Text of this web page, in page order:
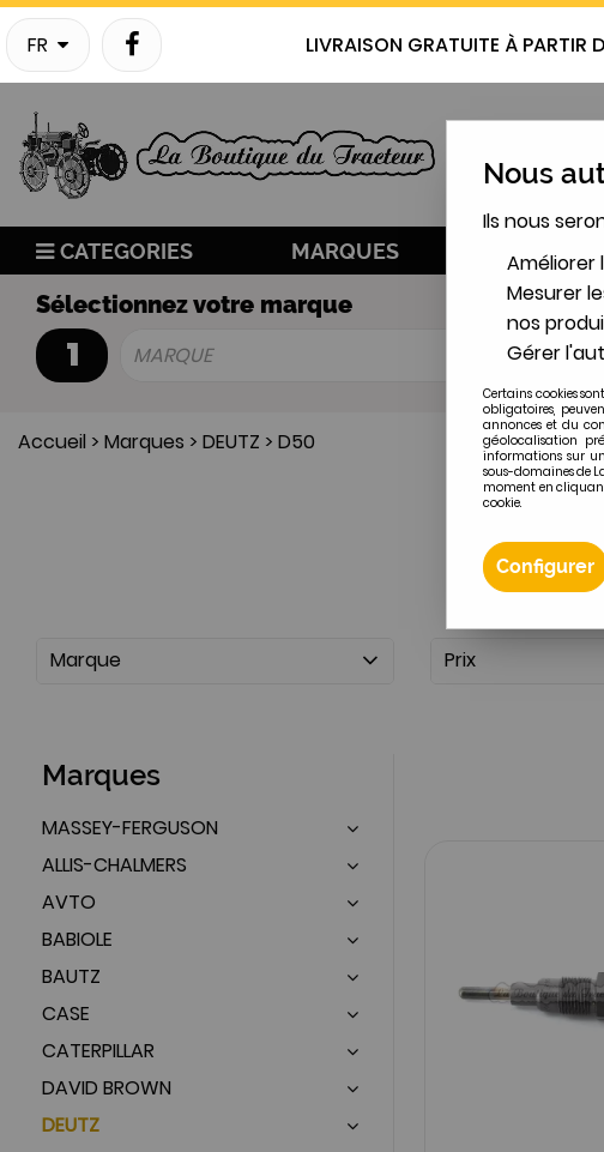
FR LIVRAISON GRATUITE À PARTIR
CATEGORIES MARQUES
Sélectionnez votre marque
1 MARQUE
Accueil > Marques > DEUTZ > D50
Marque Prix
Marques
MASSEY-FERGUSON
ALLIS-CHALMERS
AVTO
BABIOLE
BAUTZ
CASE
CATERPILLAR
DAVID BROWN
DEUTZ
Nous
Ils nous
Mesurer
nos
Gérer
Certains cookies
obligatoires,
annonces et du
géolocalisation
informations sur
sous-domaines de
moment en
cookie.
Configurer